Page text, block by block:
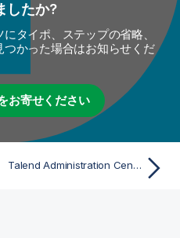
したか?
タイポ、ステップの省略、
かった場合はお知らせくだ
お寄せください
Talend Administration Centerを設定してMySQL以外のデータベース上で実行